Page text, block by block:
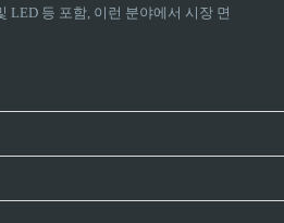
LED 등 포함, 이런 분야에서 시장 면